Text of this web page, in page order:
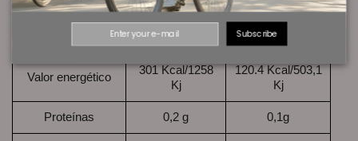
Información
por 40 gr
Valor energético
301 Kcal/1258
Kj
120.4 Kcal/503,1
Kj
Proteínas 0,2 g 0,1g
Subscribe